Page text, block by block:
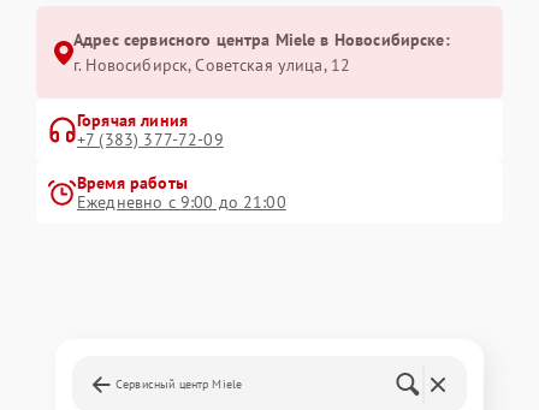
Адрес сервисного центра Miele в Новосибирске:
г. Новосибирск, Советская улица, 12
Горячая линия
+7 (383) 377-72-09
Время работы
Ежедневно с 9:00 до 21:00
Сервисный центр Miele